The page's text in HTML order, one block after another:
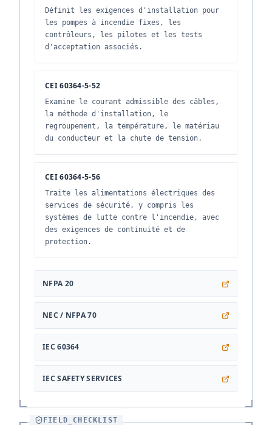
Définit les exigences d'installation pour
les pompes à incendie fixes, les
contrôleurs, les pilotes et les tests
d'acceptation associés.
CEI 60364-5-52
Examine le courant admissible des câbles,
la méthode d'installation, le
regroupement, la température, le matériau
du conducteur et la chute de tension.
CEI 60364-5-56
Traite les alimentations électriques des
services de sécurité, y compris les
systèmes de lutte contre l'incendie, avec
des exigences de continuité et de
protection.
NFPA 20
NEC / NFPA 70
IEC 60364
IEC SAFETY SERVICES
FIELD_CHECKLIST